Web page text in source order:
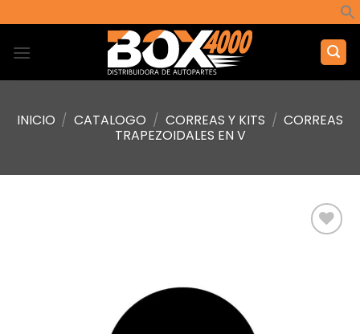
al
contenido
INICIO / CATALOGO / CORREAS Y KITS / CORREAS
TRAPEZOIDALES EN V